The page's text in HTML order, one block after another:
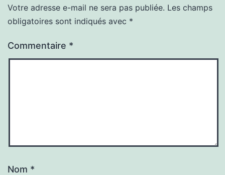
Votre adresse e-mail ne sera pas publiée. Les champs
obligatoires sont indiqués avec *
Commentaire *
Nom *